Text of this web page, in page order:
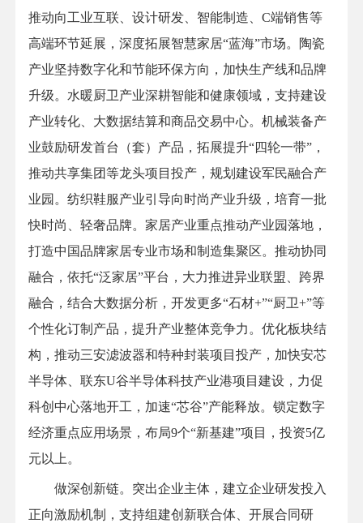
推动向工业互联、设计研发、智能制造、C端销售等
高端环节延展，深度拓展智慧家居“蓝海”市场。陶瓷
产业坚持数字化和节能环保方向，加快生产线和品牌
升级。水暖厨卫产业深耕智能和健康领域，支持建设
产业转化、大数据结算和商品交易中心。机械装备产
业鼓励研发首台（套）产品，拓展提升“四轮一带”，
推动共享集团等龙头项目投产，规划建设军民融合产
业园。纺织鞋服产业引导向时尚产业升级，培育一批
快时尚、轻奢品牌。家居产业重点推动产业园落地，
打造中国品牌家居专业市场和制造集聚区。推动协同
融合，依托“泛家居”平台，大力推进异业联盟、跨界
融合，结合大数据分析，开发更多“石材+”“厨卫+”等
个性化订制产品，提升产业整体竞争力。优化板块结
构，推动三安滤波器和特种封装项目投产，加快安芯
半导体、联东U谷半导体科技产业港项目建设，力促
科创中心落地开工，加速“芯谷”产能释放。锁定数字
经济重点应用场景，布局9个“新基建”项目，投资5亿
元以上。
做深创新链。突出企业主体，建立企业研发投入
正向激励机制，支持组建创新联合体、开展合同研